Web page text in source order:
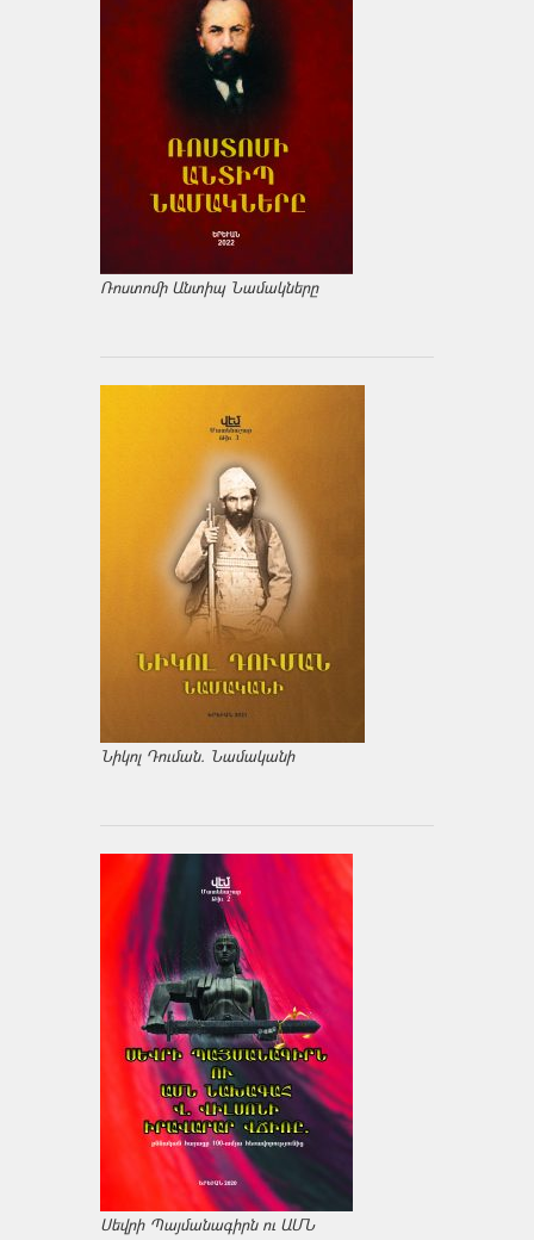
Ռոստոմի Անտիպ Նամակները
Նիկոլ Դուման. Նամականի
Սեվրի Պայմանագիրն ու ԱՄՆ